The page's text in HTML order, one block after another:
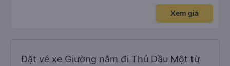
Xem giá
Đặt vé xe Giường nằm đi Thủ Dầu Một từ